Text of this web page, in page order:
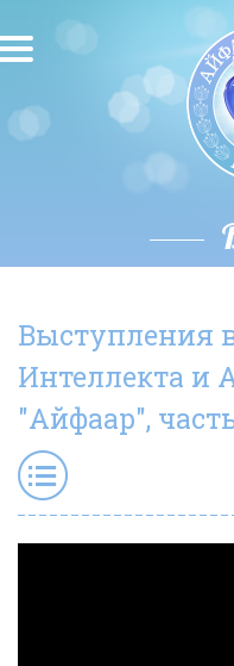
О песнях
Исполнители
О влиянии звука
Новости
Скачать
Контакты
Фотогалерея
Выступления
Интеллекта и
"Айфаар",